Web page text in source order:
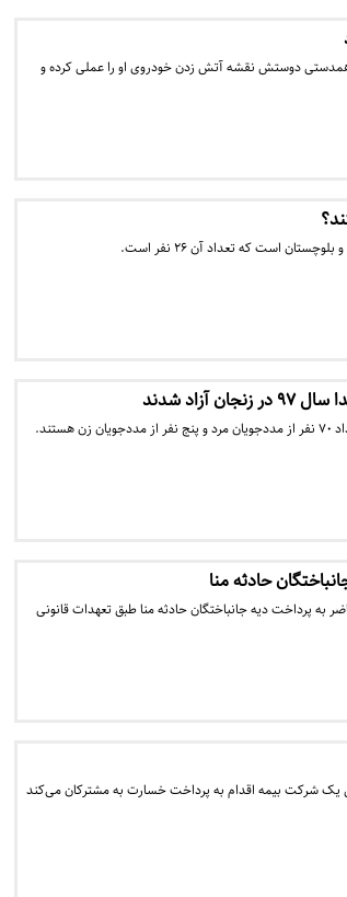
همدستی دوستش نقشه آتش زدن خودروی او را عملی کرده و
است که تعداد آن ۲۶ نفر است.
حادثه منا
پرداخت دیه جانباختگان حادثه منا طبق تعهدات قانونی
یک شرکت بیمه اقدام به پرداخت خسارت به مشترکان می‌کند